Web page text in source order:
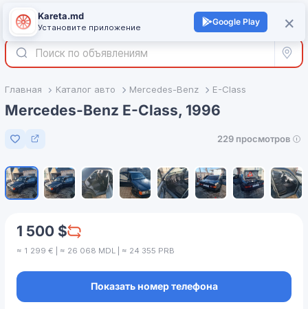
Войти +
Все
Главная Каталог авто Mercedes-Benz E-Class
Mercedes-Benz E-Class, 1996
Добавить в избранное
229 просмотров
1 500 $
≈ 1 299 € | ≈ 26 068 MDL | ≈ 24 355 PRB
Показать номер телефона
×
Kareta.md
Установите приложение
Google Play